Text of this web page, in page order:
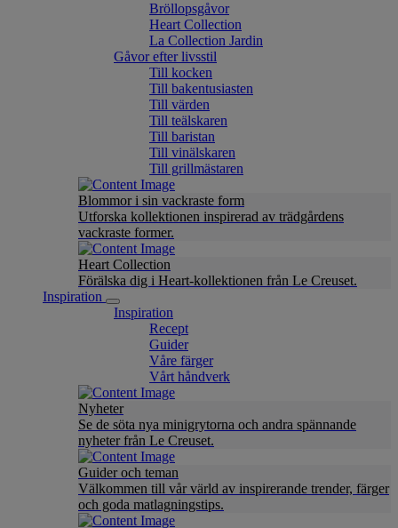
Bröllopsgåvor
Heart Collection
La Collection Jardin
Gåvor efter livsstil
Till kocken
Till bakentusiasten
Till värden
Till teälskaren
Till baristan
Till vinälskaren
Till grillmästaren
Blommor i sin vackraste form
Utforska kollektionen inspirerad av trädgårdens
vackraste former.
Heart Collection
Förälska dig i Heart-kollektionen från Le Creuset.
Inspiration
Inspiration
Recept
Guider
Våre färger
Vårt håndverk
Nyheter
Se de söta nya minigrytorna och andra spännande
nyheter från Le Creuset.
Guider och teman
Välkommen till vår värld av inspirerande trender, färger
och goda matlagningstips.